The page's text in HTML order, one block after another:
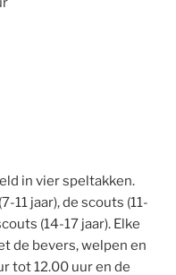
in vier speltakken.
11 jaar), de scouts (11-
(14-17 jaar). Elke
de bevers, welpen en
tot 12.00 uur en de